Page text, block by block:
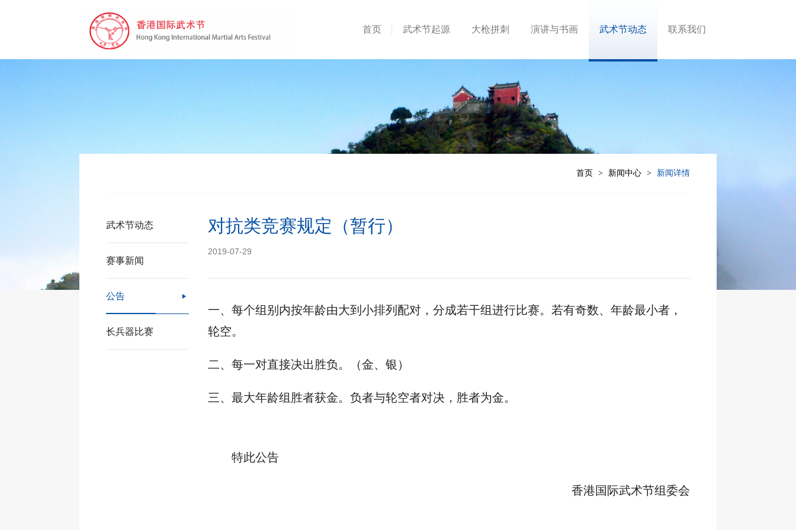
首页 武术节起源 大枪拼刺 演讲与书画 武术节动态 联系我们
首页 > 新闻中心 > 新闻详情
武术节动态
赛事新闻
公告 
长兵器比赛
对抗类竞赛规定（暂行）
2019-07-29
一、每个组别内按年龄由大到小排列配对，分成若干组进行比赛。若有奇数、年龄最小者，
轮空。
二、每一对直接决出胜负。（金、银）
三、最大年龄组胜者获金。负者与轮空者对决，胜者为金。
特此公告
香港国际武术节组委会